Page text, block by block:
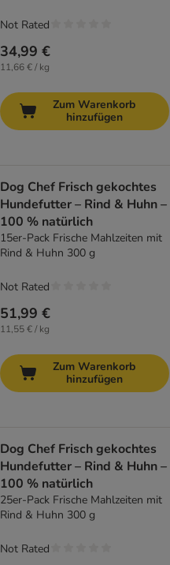
34,99 €
11,66 € / kg
Not Rated
Zum Warenkorb
hinzufügen
Dog Chef Frisch gekochtes
Hundefutter – Rind & Huhn –
100 % natürlich
15er-Pack Frische Mahlzeiten mit
Rind & Huhn 300 g
51,99 €
11,55 € / kg
Not Rated
Zum Warenkorb
hinzufügen
Dog Chef Frisch gekochtes
Hundefutter – Rind & Huhn –
100 % natürlich
25er-Pack Frische Mahlzeiten mit
Rind & Huhn 300 g
Not Rated